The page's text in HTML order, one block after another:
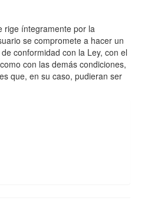
rige íntegramente por la
se compromete a hacer un
conformidad con la Ley, con el
con las demás condiciones,
que, en su caso, pudieran ser